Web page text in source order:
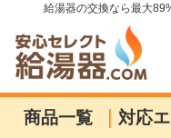
給湯器の交換なら最大
商品一覧 | 対応